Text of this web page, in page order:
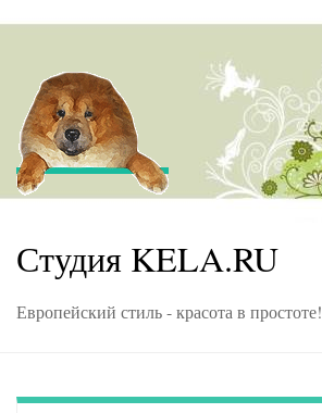
Студия KELA.RU
Европейский стиль - красота в простоте!